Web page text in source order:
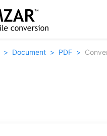
Document PDF